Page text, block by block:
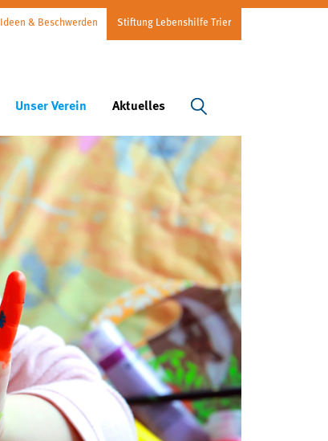
Ideen & Beschwerden Stiftung Lebenshilfe Trier
Unser Verein Aktuelles